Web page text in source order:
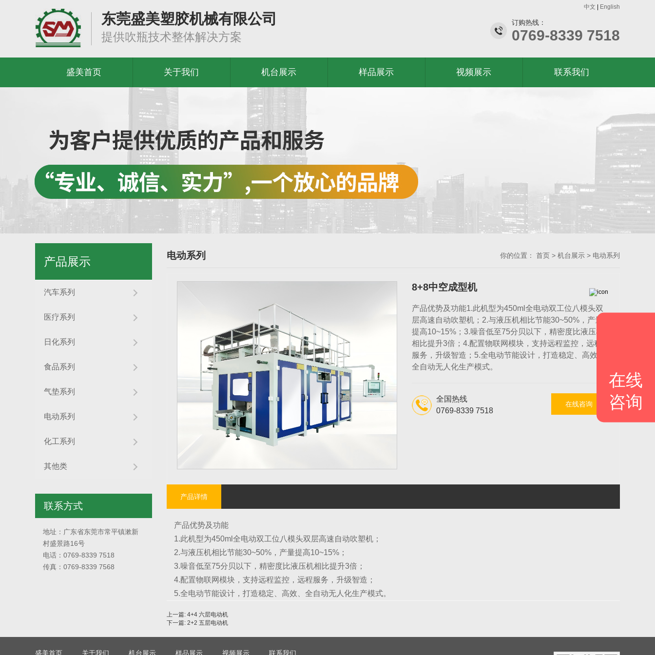
东莞盛美塑胶机械有限公司
提供吹瓶技术整体解决方案
订购热线：
0769-8339 7518
中文 English
盛美首页 关于我们 机台展示 样品展示 视频展示 联系我们
产品展示
汽车系列
医疗系列
日化系列
食品系列
气垫系列
电动系列
化工系列
其他类
联系方式
地址：广东省东莞市常平镇漱新
村盛景路16号
电话：0769-8339 7518
传真：0769-8339 7568
电动系列 你的位置： 首页 > 机台展示 > 电动系列
8+8中空成型机
产品优势及功能1.此机型为450ml全电动双工位八模头双
层高速自动吹塑机；2.与液压机相比节能30~50%，产量
提高10~15%；3.噪音低至75分贝以下，精密度比液压机
相比提升3倍；4.配置物联网模块，支持远程监控，远程
服务，升级智造；5.全电动节能设计，打造稳定、高效、
全自动无人化生产模式。
全国热线
0769-8339 7518
在线咨询
产品详情
产品优势及功能
1.此机型为450ml全电动双工位八模头双层高速自动吹塑机；
2.与液压机相比节能30~50%，产量提高10~15%；
3.噪音低至75分贝以下，精密度比液压机相比提升3倍；
4.配置物联网模块，支持远程监控，远程服务，升级智造；
5.全电动节能设计，打造稳定、高效、全自动无人化生产模式。
上一篇: 4+4 六层电动机
下一篇: 2+2 五层电动机
盛美首页 关于我们 机台展示 样品展示 视频展示 联系我们
在线
咨询